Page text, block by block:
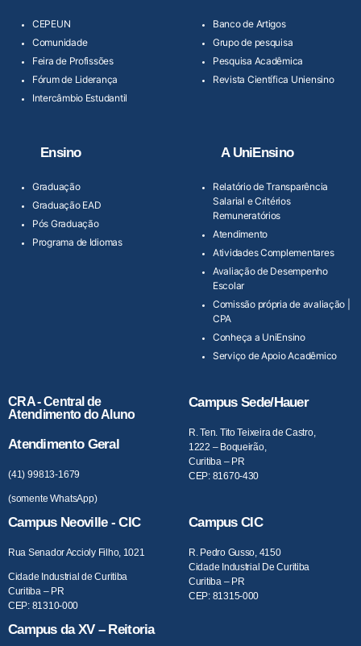
CEPEUN
Comunidade
Feira de Profissões
Fórum de Liderança
Intercâmbio Estudantil
Banco de Artigos
Grupo de pesquisa
Pesquisa Acadêmica
Revista Científica Uniensino
Ensino
Graduação
Graduação EAD
Pós Graduação
Programa de Idiomas
A UniEnsino
Relatório de Transparência
Salarial e Critérios
Remuneratórios
Atendimento
Atividades Complementares
Avaliação de Desempenho
Escolar
Comissão própria de avaliação |
CPA
Conheça a UniEnsino
Serviço de Apoio Acadêmico
CRA - Central de
Atendimento do Aluno
Atendimento Geral
(41) 99813-1679
(somente WhatsApp)
Campus Sede/Hauer
R. Ten. Tito Teixeira de Castro,
1222 – Boqueirão,
Curitiba – PR
CEP: 81670-430
Campus Neoville - CIC
Rua Senador Accioly Filho, 1021
Cidade Industrial de Curitiba
Curitiba – PR
CEP: 81310-000
Campus CIC
R. Pedro Gusso, 4150
Cidade Industrial De Curitiba
Curitiba – PR
CEP: 81315-000
Campus da XV – Reitoria